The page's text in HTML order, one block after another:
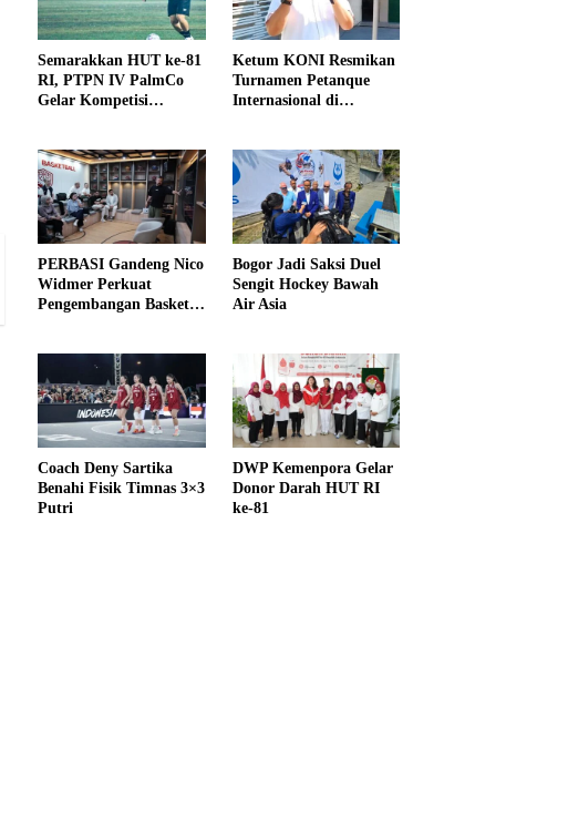
Semarakkan HUT ke-81
RI, PTPN IV PalmCo
Gelar Kompetisi
Ketum KONI Resmikan
Turnamen Petanque
Internasional di
PERBASI Gandeng Nico
Widmer Perkuat
Pengembangan Basket
Bogor Jadi Saksi Duel
Sengit Hockey Bawah
Air Asia
Coach Deny Sartika
Benahi Fisik Timnas 3×3
Putri
DWP Kemenpora Gelar
Donor Darah HUT RI
ke-81